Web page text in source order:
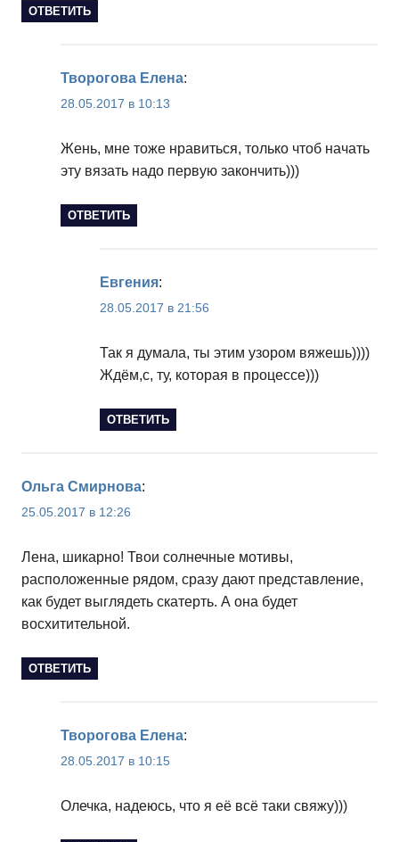
ОТВЕТИТЬ
Творогова Елена:
28.05.2017 в 10:13
Жень, мне тоже нравиться, только чтоб начать
эту вязать надо первую закончить)))
ОТВЕТИТЬ
Евгения:
28.05.2017 в 21:56
Так я думала, ты этим узором вяжешь))))
Ждём,с, ту, которая в процессе)))
ОТВЕТИТЬ
Ольга Смирнова:
25.05.2017 в 12:26
Лена, шикарно! Твои солнечные мотивы,
расположенные рядом, сразу дают представление,
как будет выглядеть скатерть. А она будет
восхитительной.
ОТВЕТИТЬ
Творогова Елена:
28.05.2017 в 10:15
Олечка, надеюсь, что я её всё таки свяжу)))